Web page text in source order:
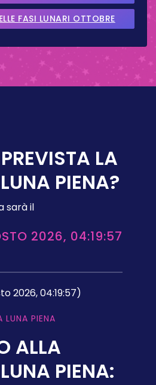
2026
FASI LUNARI OTTOBRE
LA
PIENA?
sarà il
2026, 04:19:57
2026, 04:19:57)
PIENA
ALLA
PIENA: